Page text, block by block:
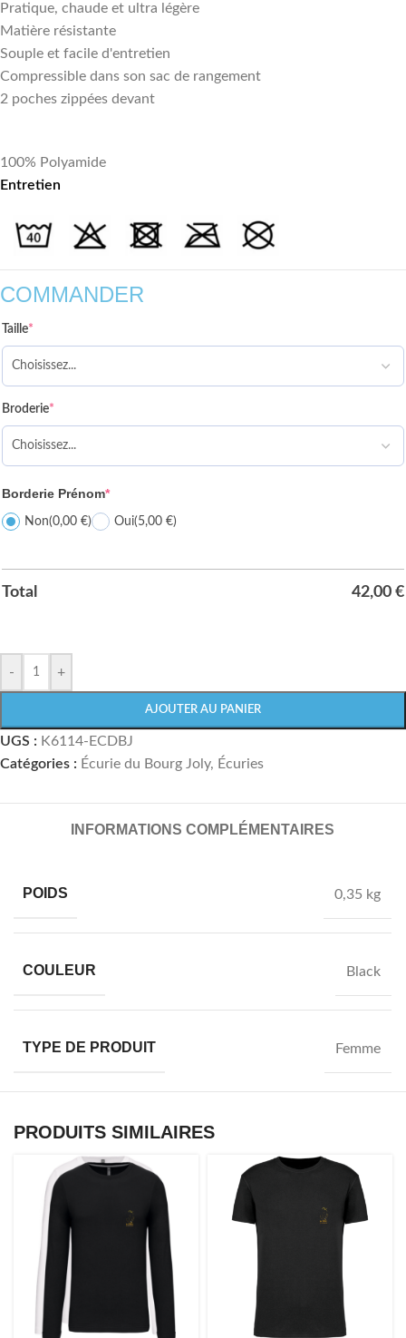
Pratique, chaude et ultra légère
Matière résistante
Souple et facile d'entretien
Compressible dans son sac de rangement
2 poches zippées devant
100% Polyamide
Entretien
COMMANDER
Taille*
Broderie*
Borderie Prénom*
Non(0,00 €) Oui(5,00 €)
Total 42,00 €
- +
AJOUTER AU PANIER
UGS : K6114-ECDBJ
Catégories : Écurie du Bourg Joly, Écuries
INFORMATIONS COMPLÉMENTAIRES
POIDS 0,35 kg
COULEUR Black
TYPE DE PRODUIT Femme
PRODUITS SIMILAIRES